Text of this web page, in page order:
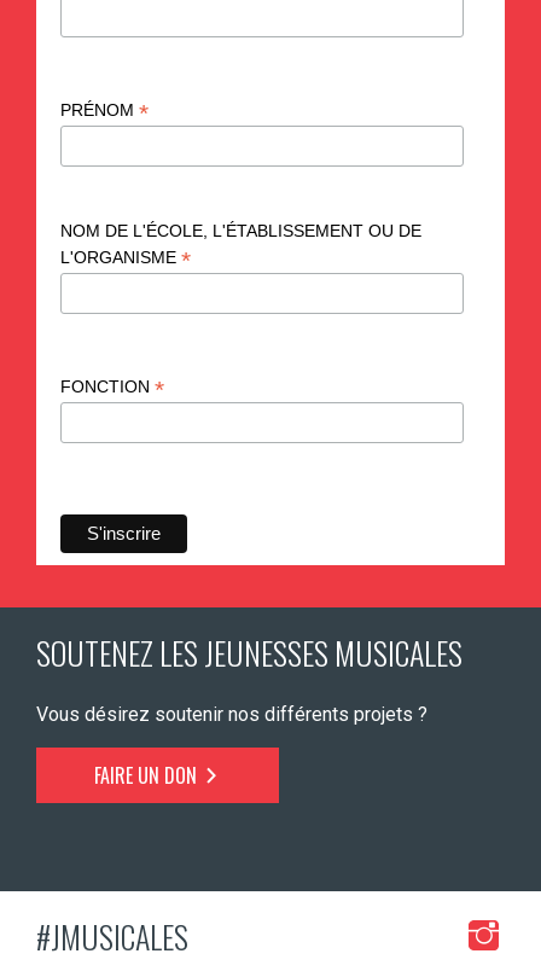
PRÉNOM *
NOM DE L'ÉCOLE, L'ÉTABLISSEMENT OU DE
L'ORGANISME *
FONCTION *
SOUTENEZ LES JEUNESSES MUSICALES
Vous désirez soutenir nos différents projets ?
FAIRE UN DON
#JMUSICALES